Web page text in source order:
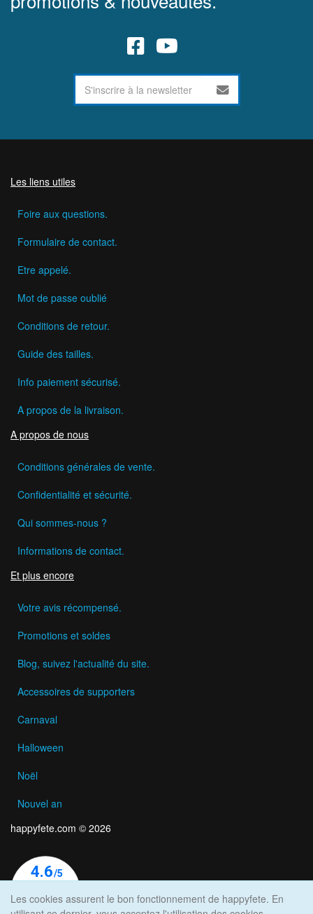
Les liens utiles
Foire aux questions.
Formulaire de contact.
Etre appelé.
Mot de passe oublié
Conditions de retour.
Guide des tailles.
Info paiement sécurisé.
A propos de la livraison.
A propos de nous
Conditions générales de vente.
Confidentialité et sécurité.
Qui sommes-nous ?
Informations de contact.
Et plus encore
Votre avis récompensé.
Promotions et soldes
Blog, suivez l'actualité du site.
Accessoires de supporters
Carnaval
Halloween
Noël
Nouvel an
happyfete.com © 2026
Les cookies assurent le bon fonctionnement de happyfete. En